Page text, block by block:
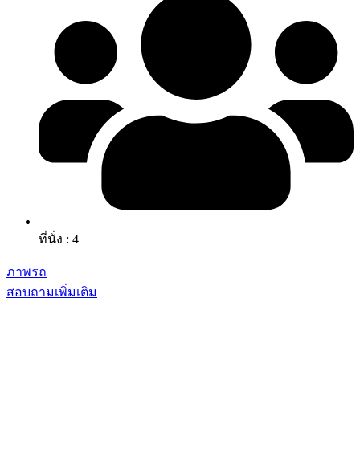
ที่นั่ง : 4
ภาพรถ
สอบถามเพิ่มเติม